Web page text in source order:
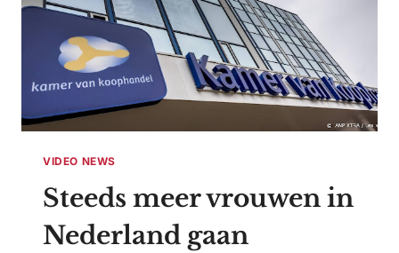
VIDEO NEWS
Steeds meer vrouwen in
Nederland gaan